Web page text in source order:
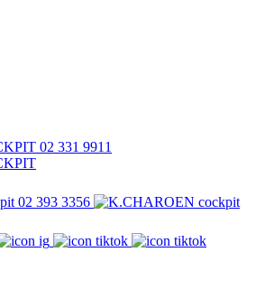
02 331 9911
02 393 3356